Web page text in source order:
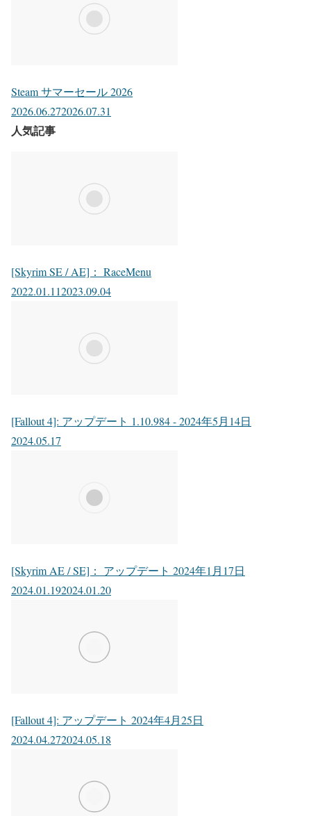
Steam サマーセール 2026
2026.06.272026.07.31
人気記事
[Skyrim SE / AE]： RaceMenu
2022.01.112023.09.04
[Fallout 4]: アップデート 1.10.984 - 2024年5月14日
2024.05.17
[Skyrim AE / SE]： アップデート 2024年1月17日
2024.01.192024.01.20
[Fallout 4]: アップデート 2024年4月25日
2024.04.272024.05.18